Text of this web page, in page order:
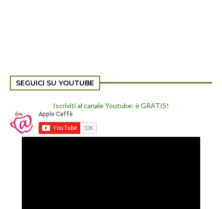
SEGUICI SU YOUTUBE
Iscriviti al canale Youtube: è GRATIS!